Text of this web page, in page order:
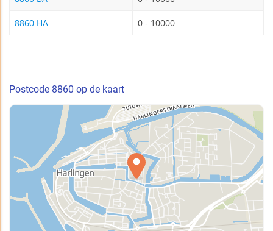
8860 HA 0 - 10000
Postcode 8860 op de kaart